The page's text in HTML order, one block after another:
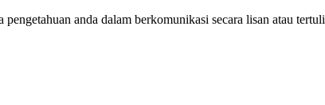
pengetahuan anda dalam berkomunikasi secara lisan atau